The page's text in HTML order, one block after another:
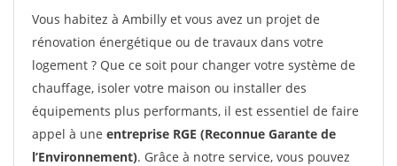
Vous habitez à Ambilly et vous avez un projet de
rénovation énergétique ou de travaux dans votre
logement ? Que ce soit pour changer votre système de
chauffage, isoler votre maison ou installer des
équipements plus performants, il est essentiel de faire
appel à une entreprise RGE (Reconnue Garante de
l’Environnement). Grâce à notre service, vous pouvez